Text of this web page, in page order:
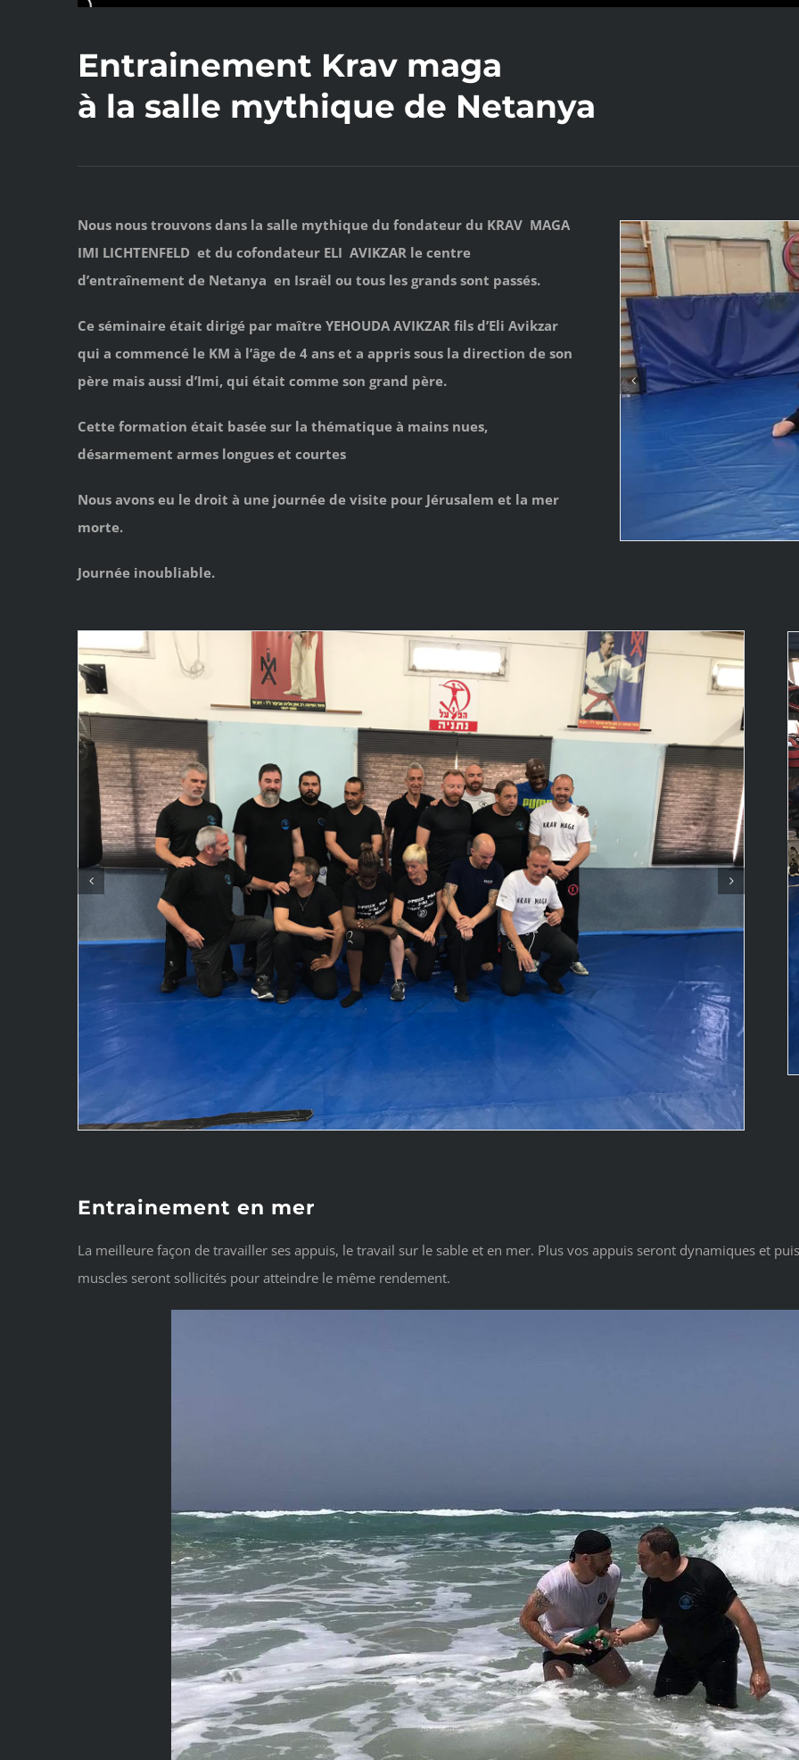
Entrainement Krav maga
à la salle mythique de Netanya
Nous nous trouvons dans la salle mythique du fondateur du KRAV MAGA
IMI LICHTENFELD et du cofondateur ELI AVIKZAR le centre
d’entraînement de Netanya en Israël ou tous les grands sont passés.
Ce séminaire était dirigé par maître YEHOUDA AVIKZAR fils d’Eli Avikzar
qui a commencé le KM à l’âge de 4 ans et a appris sous la direction de son
père mais aussi d’Imi, qui était comme son grand père.
Cette formation était basée sur la thématique à mains nues,
désarmement armes longues et courtes
Nous avons eu le droit à une journée de visite pour Jérusalem et la mer
morte.
Journée inoubliable.
Entrainement en mer
La meilleure façon de travailler ses appuis, le travail sur le sable et en mer. Plus vos appuis seront dynamiques et
muscles seront sollicités pour atteindre le même rendement.